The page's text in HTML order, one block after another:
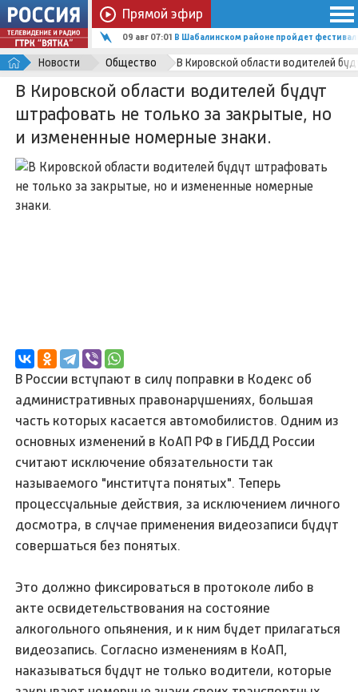
Прямой эфир
09 авг 07:01 В Шабалинском районе пройдет
Новости Общество В Кировской области водителей
В Кировской области водителей будут
штрафовать не только за закрытые, но
и измененные номерные знаки.
В России вступают в силу поправки в Кодекс об
административных правонарушениях, большая
часть которых касается автомобилистов. Одним из
основных изменений в КоАП РФ в ГИБДД России
считают исключение обязательности так
называемого "института понятых". Теперь
процессуальные действия, за исключением личного
досмотра, в случае применения видеозаписи будут
совершаться без понятых.
Это должно фиксироваться в протоколе либо в
акте освидетельствования на состояние
алкогольного опьянения, и к ним будет прилагаться
видеозапись. Согласно изменениям в КоАП,
наказываться будут не только водители, которые